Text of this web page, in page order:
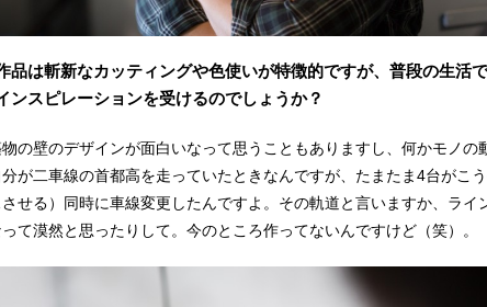
は斬新なカッティングや色使いが特徴的ですが、普段の生活
ンスピレーションを受けるのでしょうか？
の壁のデザインが面白いなって思うこともありますし、何かモノの
が二車線の首都高を走っていたときなんですが、たまたま4台がこ
せる）同時に車線変更したんですよ。その軌道と言いますか、ライ
て漠然と思ったりして。今のところ作ってないんですけど（笑）。